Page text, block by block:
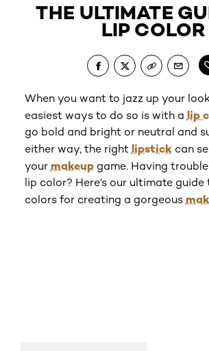
THE ULTIMATE
LIP COLOR
When you want to jazz up your
easiest ways to do so is with a lip
go bold and bright or neutral and
either way, the right lipstickcan
your makeupgame. Having
lip color? Here’s our ultimate
colors for creating a gorgeous